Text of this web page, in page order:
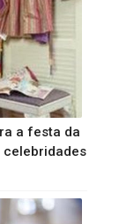
a festa da
celebridades